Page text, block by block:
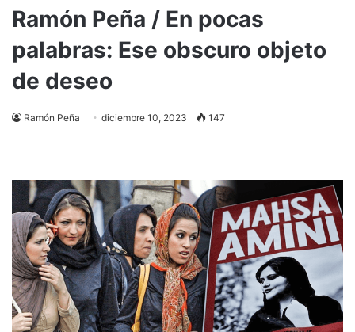
Ramón Peña / En pocas
palabras: Ese obscuro objeto
de deseo
Ramón Peña diciembre 10, 2023 147